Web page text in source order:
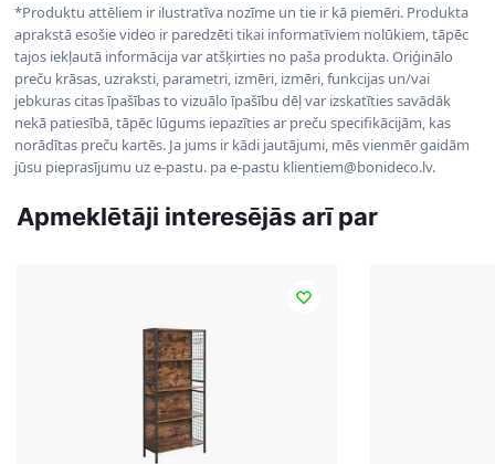
*Produktu attēliem ir ilustratīva nozīme un tie ir kā piemēri. Produkta
aprakstā esošie video ir paredzēti tikai informatīviem nolūkiem, tāpēc
tajos iekļautā informācija var atšķirties no paša produkta. Oriģinālo
preču krāsas, uzraksti, parametri, izmēri, izmēri, funkcijas un/vai
jebkuras citas īpašības to vizuālo īpašību dēļ var izskatīties savādāk
nekā patiesībā, tāpēc lūgums iepazīties ar preču specifikācijām, kas
norādītas preču kartēs. Ja jums ir kādi jautājumi, mēs vienmēr gaidām
jūsu pieprasījumu uz e-pastu. pa e-pastu klientiem@bonideco.lv.
Apmeklētāji interesējās arī par